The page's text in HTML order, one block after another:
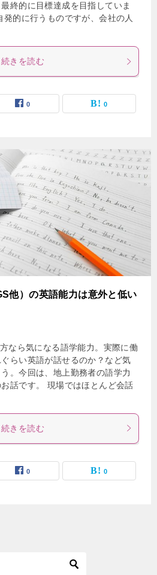
終的に目標達成を目指していま
発的に行うものですが、会社の人
続きを読む
0 0
他）の英語能力は意外と低い
なら気になる語学能力。実際に働
らい英語が話せるのか？など気
。今回は、地上勤務者の語学力
話です。 現場ではほとんど会話
続きを読む
0 0